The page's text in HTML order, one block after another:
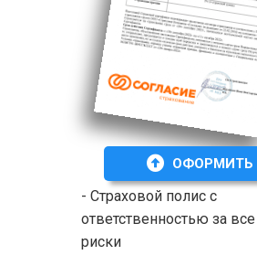
- Страховой полис с
ответственностью за все
риски
ОФОРМИТЬ